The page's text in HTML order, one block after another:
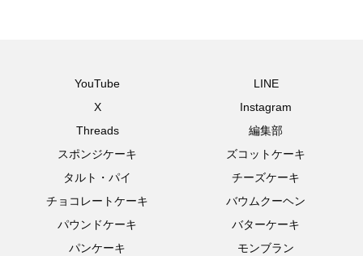
YouTube
LINE
X
Instagram
Threads
編集部
スポンジケーキ
ズコットケーキ
タルト・パイ
チーズケーキ
チョコレートケーキ
バウムクーヘン
パウンドケーキ
バターケーキ
パンケーキ
モンブラン